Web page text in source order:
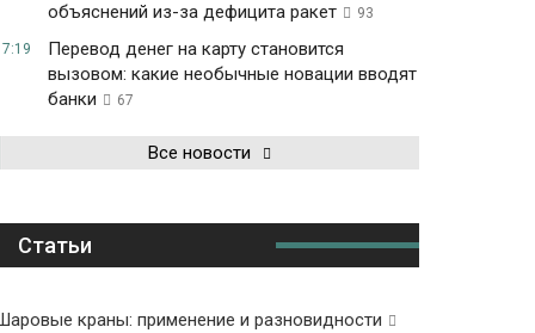
объяснений из-за дефицита ракет
93
Перевод денег на карту становится
вызовом: какие необычные новации вводят
банки
67
Все новости
Статьи
краны: применение и разновидности